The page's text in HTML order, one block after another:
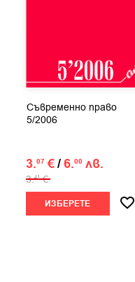
Съвременно право
5/2006
3.07 €/6.00 лв.
3.41 €
ИЗБЕРЕТЕ